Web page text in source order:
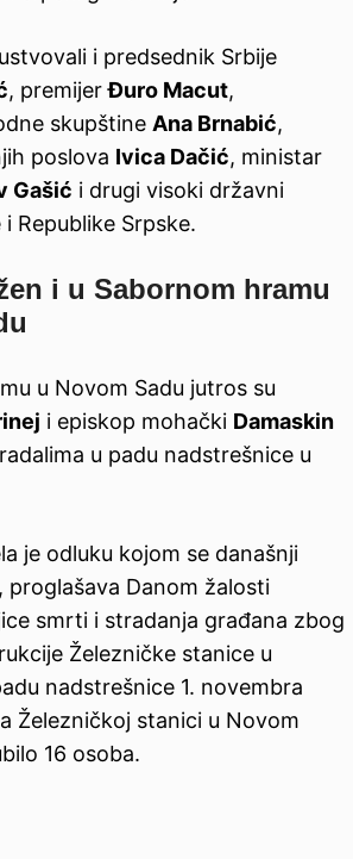
i predsednik Srbije
, premijerĐuro Macut,
skupštine Ana Brnabić,
poslova Ivica Dačić, ministar
Gašić i drugi visoki državni
Republike Srpske.
i u Sabornom hramu
u Novom Sadu jutros su
i episkop mohački Damaskin
u padu nadstrešnice u
je odluku kojom se današnji
proglašava Danom žalosti
smrti i stradanja građana zbog
Železničke stanice u
nadstrešnice 1. novembra
Železničkoj stanici u Novom
16 osoba.